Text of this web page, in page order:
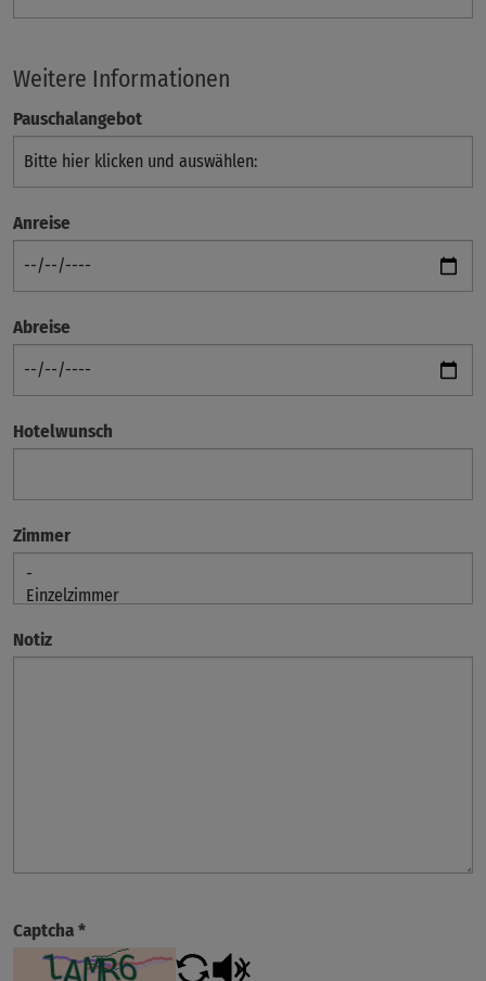
Weitere Informationen
Pauschalangebot
Anreise
Abreise
Hotelwunsch
Zimmer
Notiz
Captcha*